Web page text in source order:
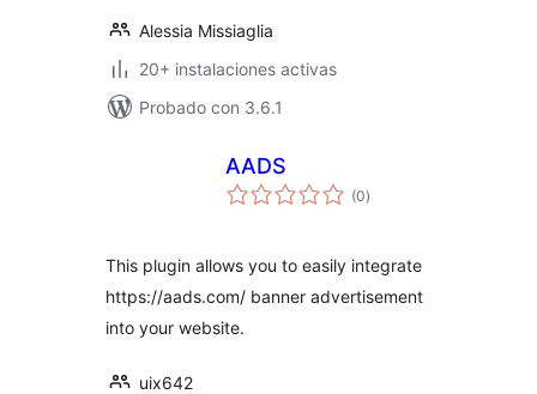
Alessia Missiaglia
20+ instalaciones activas
Probado con 3.6.1
AADS
(0valoraciones
en
)
This plugin allows you to easily integrate
https://aads.com/ banner advertisement
into your website.
uix642